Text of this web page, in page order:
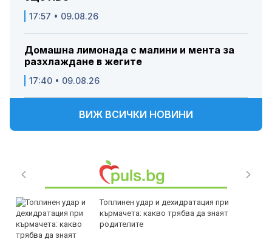
17:57 • 09.08.26
Домашна лимонада с малини и мента за
разхлаждане в жегите
17:40 • 09.08.26
ВИЖ ВСИЧКИ НОВИНИ
Топлинен удар и дехидратация при
кърмачета: какво трябва да знаят
родителите